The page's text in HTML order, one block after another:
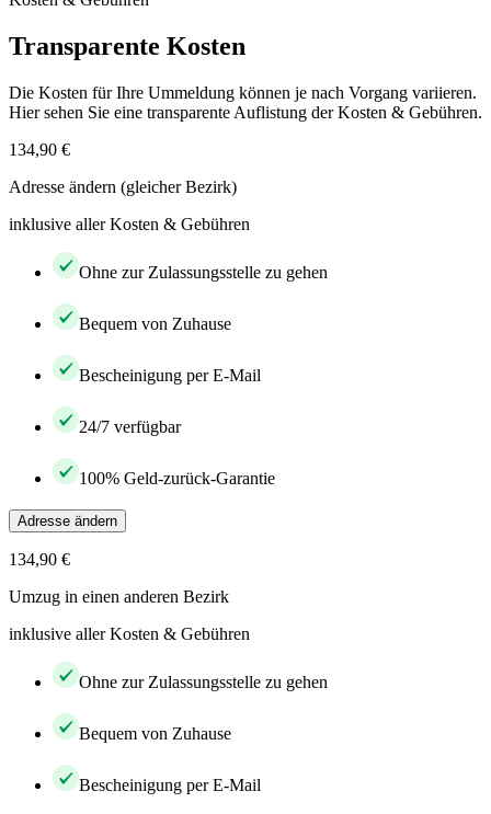
Transparente Kosten
Die Kosten für Ihre Ummeldung können je nach Vorgang variieren.
Hier sehen Sie eine transparente Auflistung der Kosten & Gebühren.
134,90 €
Adresse ändern (gleicher Bezirk)
inklusive aller Kosten & Gebühren
Ohne zur Zulassungsstelle zu gehen
Bequem von Zuhause
Bescheinigung per E-Mail
24/7 verfügbar
100% Geld-zurück-Garantie
Adresse ändern
134,90 €
Umzug in einen anderen Bezirk
inklusive aller Kosten & Gebühren
Ohne zur Zulassungsstelle zu gehen
Bequem von Zuhause
Bescheinigung per E-Mail